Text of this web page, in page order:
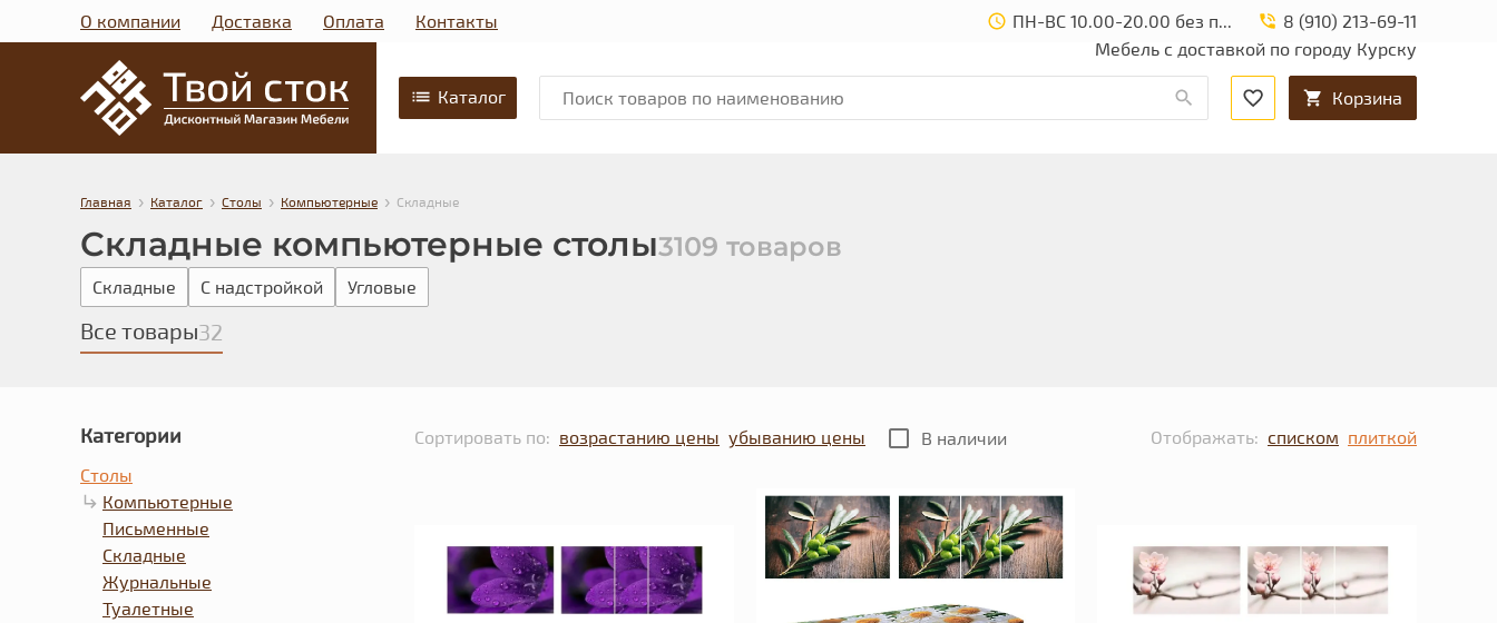
О компании Доставка Оплата Контакты ПН-ВС 10.00-20.00 без перерыва и выходных.
8 (910) 213-69-11
Мебель с доставкой по городу Курску
Каталог Корзина
Главная › Каталог › Столы › Компьютерные › Складные
Складные компьютерные столы3109 товаров
Складные С надстройкой Угловые
Все товары32
Категории
Столы
Компьютерные
Письменные
Складные
Журнальные
Туалетные
Сортировать по: возрастанию цены убыванию цены В наличии Отображать: списком плиткой